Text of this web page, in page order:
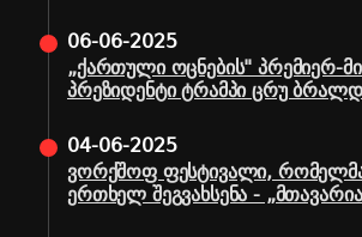
06-06-2025
„ქართული ოცნების" პრემიერ-
პრეზიდენტი ტრამპი ცრუ
04-06-2025
ვორქშოფ ფესტივალი,
ერთხელ შეგვახსენა -